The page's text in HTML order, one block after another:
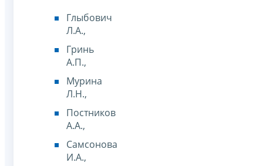
Глыбович
Л.А.,
Гринь
А.П.,
Мурина
Л.Н.,
Постников
А.А.,
Самсонова
И.А.,